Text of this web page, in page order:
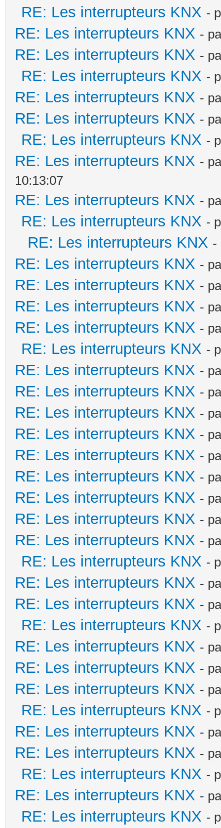
RE: Les interrupteurs KNX -
RE: Les interrupteurs KNX -
RE: Les interrupteurs KNX -
RE: Les interrupteurs KNX -
RE: Les interrupteurs KNX -
RE: Les interrupteurs KNX -
RE: Les interrupteurs KNX -
RE: Les interrupteurs KNX -
10:13:07
RE: Les interrupteurs KNX -
RE: Les interrupteurs KNX -
RE: Les interrupteurs KNX -
RE: Les interrupteurs KNX -
RE: Les interrupteurs KNX -
RE: Les interrupteurs KNX -
RE: Les interrupteurs KNX -
RE: Les interrupteurs KNX -
RE: Les interrupteurs KNX -
RE: Les interrupteurs KNX -
RE: Les interrupteurs KNX -
RE: Les interrupteurs KNX -
RE: Les interrupteurs KNX -
RE: Les interrupteurs KNX -
RE: Les interrupteurs KNX -
RE: Les interrupteurs KNX -
RE: Les interrupteurs KNX -
RE: Les interrupteurs KNX -
RE: Les interrupteurs KNX -
RE: Les interrupteurs KNX -
RE: Les interrupteurs KNX -
RE: Les interrupteurs KNX -
RE: Les interrupteurs KNX -
RE: Les interrupteurs KNX -
RE: Les interrupteurs KNX -
RE: Les interrupteurs KNX -
RE: Les interrupteurs KNX -
RE: Les interrupteurs KNX -
RE: Les interrupteurs KNX -
RE: Les interrupteurs KNX -